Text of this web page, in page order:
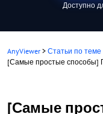
Доступно
AnyViewer > Статьи по теме
[Самые простые способы]
[Самые